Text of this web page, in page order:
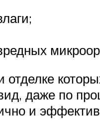
даже по
и